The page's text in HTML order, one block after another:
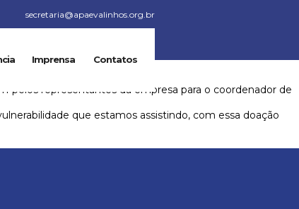
secretaria@apaevalinhos.org.br
Imprensa Contatos
pelos representantes da empresa para o coordenador de
que estamos assistindo, com essa doação